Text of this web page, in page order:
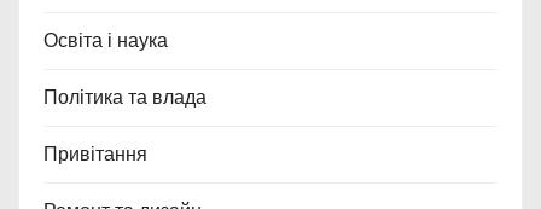
Освіта і наука
Політика та влада
Привітання